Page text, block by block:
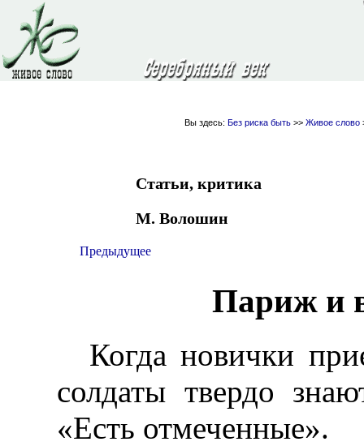
Вы здесь: Без риска быть >> Живое слово
Статьи, критика
М. Волошин
Предыдущее
Париж и
Когда новички
солдаты твердо
«Есть отмеченные».